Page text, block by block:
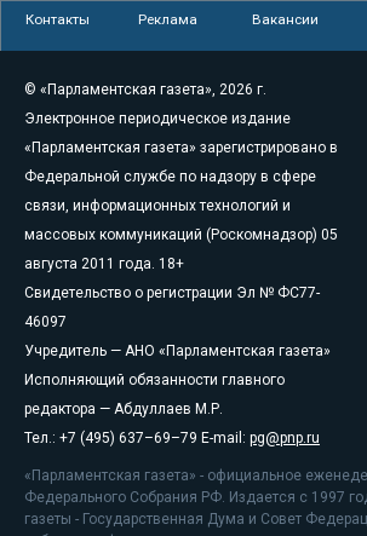
Контакты Реклама Вакансии
© «Парламентская газета», 2026 г.
Электронное периодическое издание
«Парламентская газета» зарегистрировано в
Федеральной службе по надзору в сфере
связи, информационных технологий и
массовых коммуникаций (Роскомнадзор) 05
августа 2011 года. 18+
Свидетельство о регистрации Эл № ФС77-
46097
Учредитель — АНО «Парламентская газета»
Исполняющий обязанности главного
редактора — Абдуллаев М.Р.
Тел.: +7 (495) 637–69–79 E-mail: pg@pnp.ru
«Парламентская газета» - официальное
Федерального Собрания РФ. Издается с 1997
газеты - Государственная Дума и Совет